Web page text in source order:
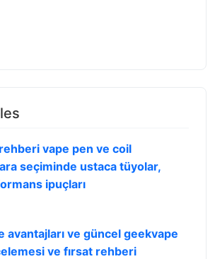
vape pen ve coil
seçiminde ustaca tüyolar,
ipuçları
avantajları ve güncel geekvape
ve fırsat rehberi